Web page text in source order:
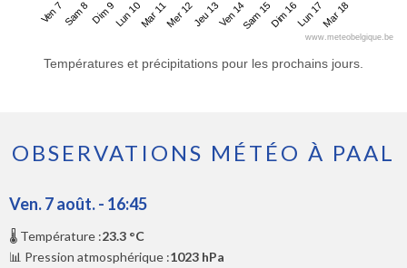
Ven 7Sam 8Dim 9Lun 10Mar 11Mer 12Jeu 13Ven 14Sam 15Dim 16Lun 17Mar 18
www.meteobelgique.be
Températures et précipitations pour les prochains jours.
OBSERVATIONS MÉTÉO À PAAL
Ven. 7 août. - 16:45
🌡️ Température :23.3 °C
📊 Pression atmosphérique :1023 hPa